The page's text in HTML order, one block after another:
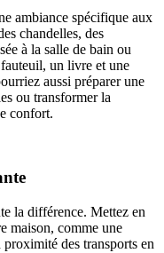
ambiance spécifique aux
chandelles, des
à la salle de bain ou
un livre et une
aussi préparer une
ou transformer la
confort.
la différence. Mettez en
maison, comme une
des transports en